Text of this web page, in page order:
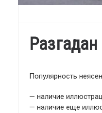
Популярность
— наличие
— наличие еще